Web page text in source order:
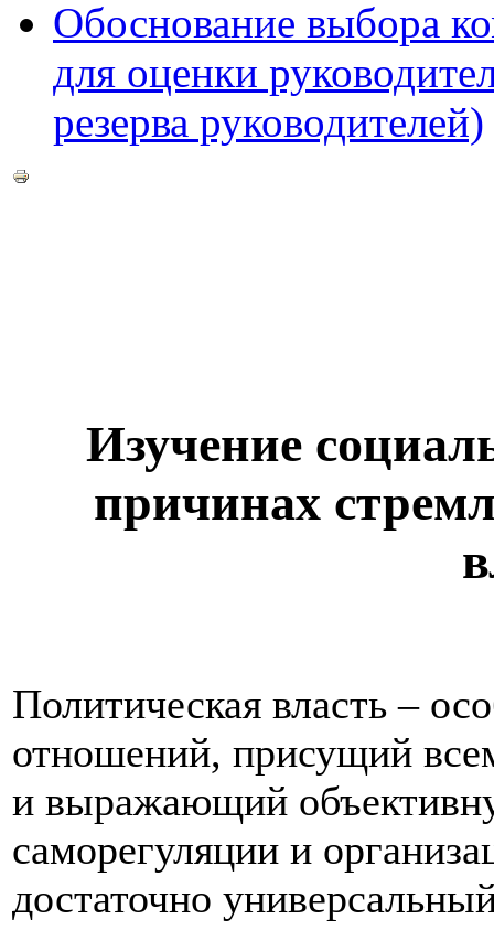
Обоснование выбора
для оценки
резерва руководителей)
Изучение
причинах
Политическая власть –
отношений, присущий
и выражающий
саморегуляции и
достаточно